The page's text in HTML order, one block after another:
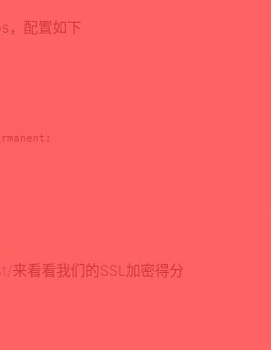
，配置如下
来看看我们的SSL加密得分